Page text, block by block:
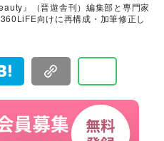
。姉妹誌であるテストする女性誌
カーに忖度する事なく、編集部と
』（晋遊舎刊）編集部と専門家
向けに再構成・加筆修正し